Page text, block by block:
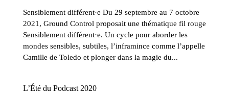
Sensiblement différent·e Du 29 septembre au 7 octobre
2021, Ground Control proposait une thématique fil rouge
Sensiblement différent·e. Un cycle pour aborder les
mondes sensibles, subtiles, l’inframince comme l’appelle
Camille de Toledo et plonger dans la magie du...
L’Été du Podcast 2020